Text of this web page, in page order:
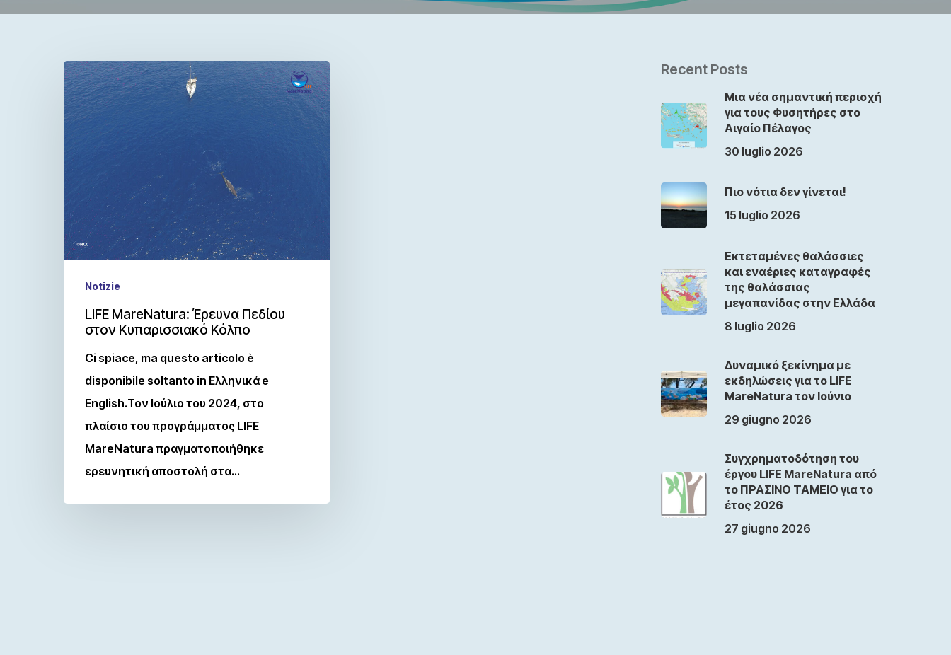
Notizie
LIFE MareNatura: Έρευνα Πεδίου
στον Κυπαρισσιακό Κόλπο
Ci spiace, ma questo articolo è
disponibile soltanto in Ελληνικά e
English.Τον Ιούλιο του 2024, στο
πλαίσιο του προγράμματος LIFE
MareNatura πραγματοποιήθηκε
ερευνητική αποστολή στα…
Recent Posts
Μια νέα σημαντική περιοχή
για τους Φυσητήρες στο
Αιγαίο Πέλαγος
30 luglio 2026
Πιο νότια δεν γίνεται!
15 luglio 2026
Εκτεταμένες θαλάσσιες
και εναέριες καταγραφές
της θαλάσσιας
μεγαπανίδας στην Ελλάδα
8 luglio 2026
Δυναμικό ξεκίνημα με
εκδηλώσεις για το LIFE
MareNatura τον Ιούνιο
29 giugno 2026
Συγχρηματοδότηση του
έργου LIFE MareNatura από
το ΠΡΑΣΙΝΟ ΤΑΜΕΙΟ για το
έτος 2026
27 giugno 2026